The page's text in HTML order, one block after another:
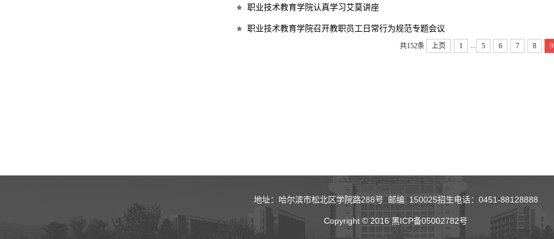
职业技术教育学院认真学习艾莫讲座
职业技术教育学院召开教职员工日常行为规范专题会议
共152条 上页 1 5 6 7 8 9
地址：哈尔滨市松北区学院路288号 邮编: 150025招生电话：0451-88128888
Copyright © 2016 黑ICP备05002782号